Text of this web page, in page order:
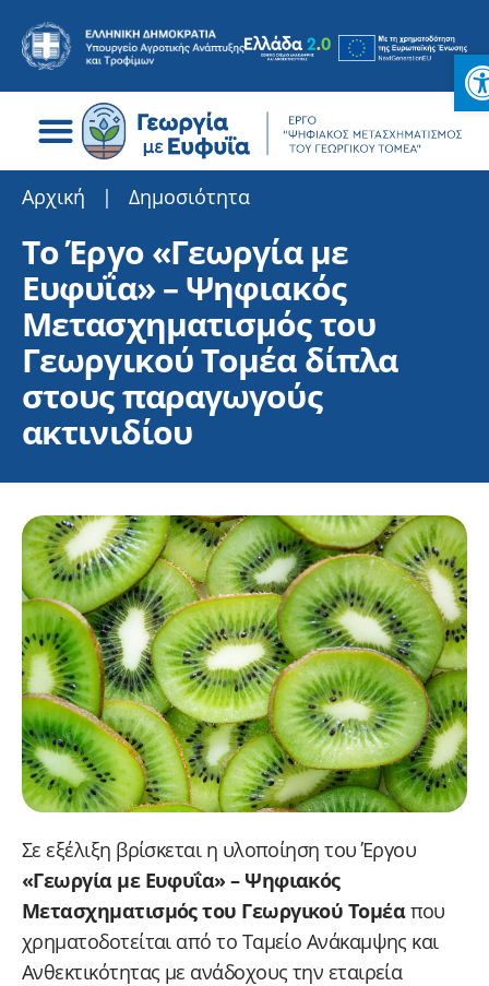
Αρχική | Δημοσιότητα
Το Έργο «Γεωργία με
Ευφυΐα» – Ψηφιακός
Μετασχηματισμός του
Γεωργικού Τομέα δίπλα
στους παραγωγούς
ακτινιδίου
Σε εξέλιξη βρίσκεται η υλοποίηση του Έργου
«Γεωργία με Ευφυΐα» – Ψηφιακός
Μετασχηματισμός του Γεωργικού Τομέαπου
χρηματοδοτείται από το Ταμείο Ανάκαμψης και
Ανθεκτικότητας με ανάδοχους την εταιρεία